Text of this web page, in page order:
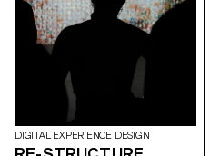
DIGITAL EXPERIENCE DESIGN